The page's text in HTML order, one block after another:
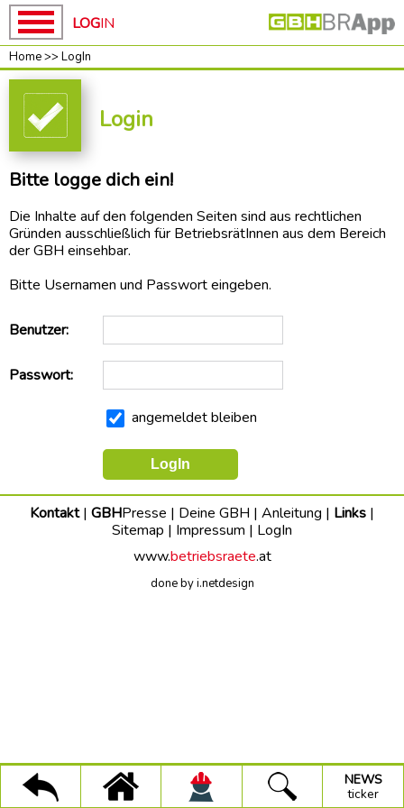
Home
GBH
News
unsere
Kampagnen
ROT-
WEISS-
ROT
UMWELT+BAUEN
Trinkwasseraktion
Alle
Home
LOGIN
Home>> LogIn
Login
Bitte logge dich ein!
Die Inhalte auf den folgenden Seiten sind aus rechtlichen
Gründen ausschließlich für BetriebsrätInnen aus dem Bereich
der GBH einsehbar.
Bitte Usernamen und Passwort eingeben.
Benutzer:
Passwort:
angemeldet bleiben
Kontakt| GBHPresse | Deine GBH | Anleitung | Links |
Sitemap | Impressum | LogIn
www.betriebsraete.at
done by i.netdesign
NEWS
ticker
× GBHInfos
× Suche
Kategorien:
× NEWSticker